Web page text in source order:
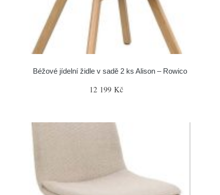
Béžové jídelní židle v sadě 2 ks Alison – Rowico
12 199 Kč